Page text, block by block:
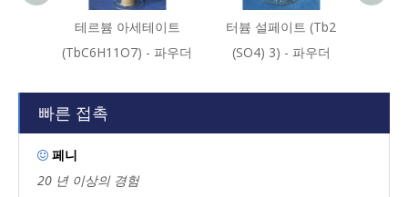
테르븀 아세테이트
(TbC6H11O7) - 파우더
터븀 설페이트 (Tb2
(SO4) 3) - 파우더
빠른 접촉
 페니
20 년 이상의 경험